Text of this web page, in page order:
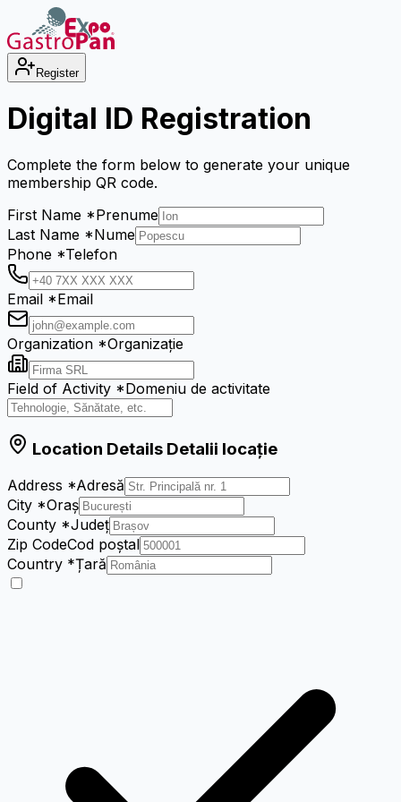
Register
Digital ID Registration
Complete the form below to generate your unique
membership QR code.
First Name *Prenume
Last Name *Nume
Phone *Telefon
Email *Email
Organization *Organizație
Field of Activity *Domeniu de activitate
Location Details Detalii locație
Address *Adresă
City *Oraș
County *Județ
Zip CodeCod poștal
Country *Țară